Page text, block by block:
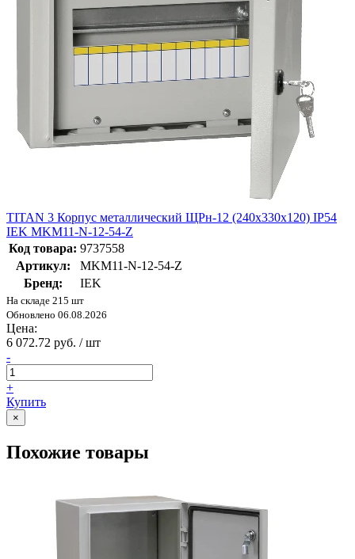
TITAN 3 Корпус металлический ЩРн-12 (240х330х120) IP54
IEK MKM11-N-12-54-Z
Код товара: 9737558
Артикул:
MKM11-N-12-54-Z
Бренд:
IEK
На складе 215 шт
Обновлено 06.08.2026
Цена:
6 072.72 руб. / шт
-
+
Купить
×
Похожие товары